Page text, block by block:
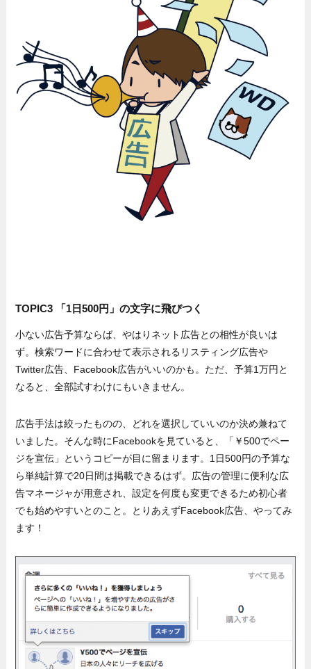
TOPIC3 「1日500円」の文字に飛びつく
小ない広告予算ならば、やはりネット広告との相性が良いは
ず。検索ワードに合わせて表示されるリスティング広告や
Twitter広告、Facebook広告がいいのかも。ただ、予算1万円と
なると、全部試すわけにもいきません。
広告手法は絞ったものの、どれを選択していいのか決め兼ねて
いました。そんな時にFacebookを見ていると、「￥500でペー
ジを宣伝」というコピーが目に留まります。1日500円の予算な
ら単純計算で20日間は掲載できるはず。広告の管理に便利な広
告マネージャが用意され、設定を何度も変更できるため初心者
でも始めやすいとのこと。とりあえずFacebook広告、やってみ
ます！